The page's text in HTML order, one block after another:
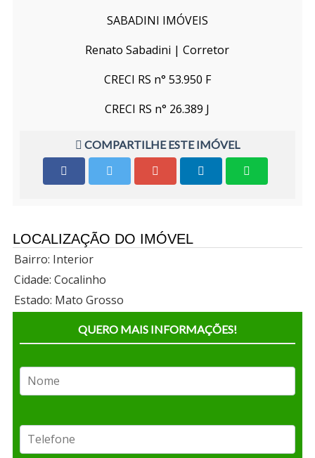
SABADINI IMÓVEIS
Renato Sabadini | Corretor
CRECI RS n° 53.950 F
CRECI RS n° 26.389 J
COMPARTILHE ESTE IMÓVEL
LOCALIZAÇÃO DO IMÓVEL
Bairro: Interior
Cidade: Cocalinho
Estado: Mato Grosso
QUERO MAIS INFORMAÇÕES!